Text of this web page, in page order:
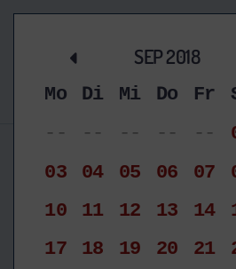
SEP 2018
Mo Di Mi Do Fr
--
-- -- -- --
03
04 05 06 07
10
11 12 13 14
17
18 19 20 21